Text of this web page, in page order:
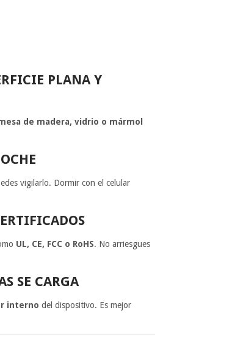
PLANA Y
de madera, vidrio o mármol
vigilarlo. Dormir con el celular
UL, CE, FCC o RoHS. No arriesgues
SE CARGA
interno del dispositivo. Es mejor